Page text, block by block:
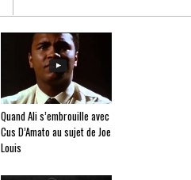
Quand Ali s’embrouille avec
Cus D’Amato au sujet de Joe
Louis